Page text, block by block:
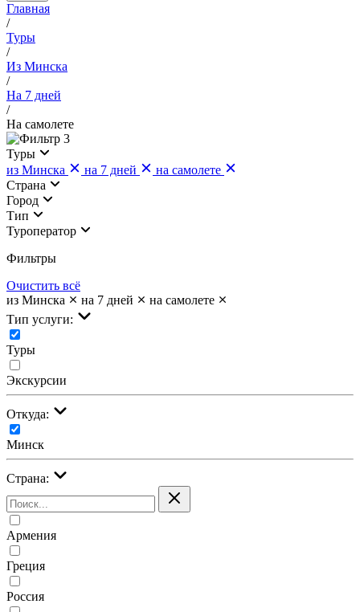
Главная
/
Туры
/
Из Минска
/
На 7 дней
/
На самолете
3
Туры
из Минска
на 7 дней
на самолете
Страна
Город
Тип
Туроператор
Фильтры
Очистить всё
из Минска
на 7 дней
на самолете
Тип услуги:
Туры
Экскурсии
Откуда:
Минск
Страна:
Армения
Греция
Россия